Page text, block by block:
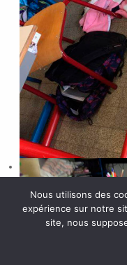
Nous utilisons des
expérience sur notre
site, nous